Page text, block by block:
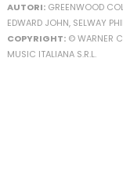
AUTORI:GREENWOOD
EDWARD JOHN, SELWAY
COPYRIGHT:© WARNER
MUSIC ITALIANA S.R.L.